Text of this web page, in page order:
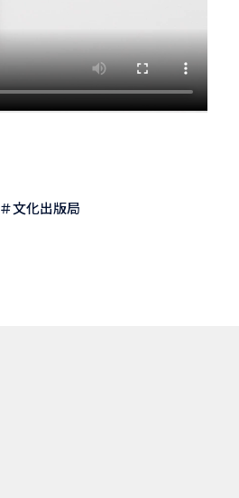
文化出版局